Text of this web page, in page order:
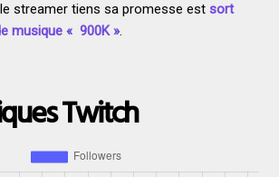
streamer tiens sa promesse est sort
musique « 900K ».
Twitch